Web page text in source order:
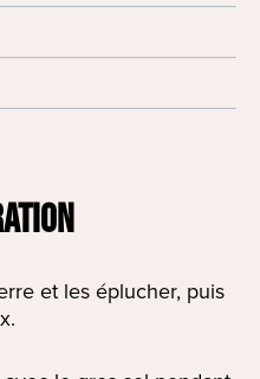
et les éplucher, puis